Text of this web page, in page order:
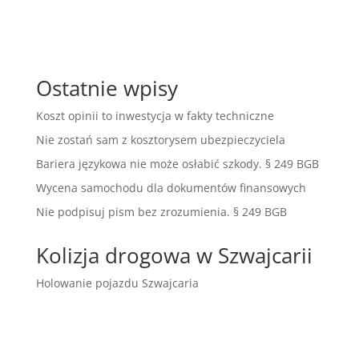
Ostatnie wpisy
Koszt opinii to inwestycja w fakty techniczne
Nie zostań sam z kosztorysem ubezpieczyciela
Bariera językowa nie może osłabić szkody. § 249 BGB
Wycena samochodu dla dokumentów finansowych
Nie podpisuj pism bez zrozumienia. § 249 BGB
Kolizja drogowa w Szwajcarii
Holowanie pojazdu Szwajcaria